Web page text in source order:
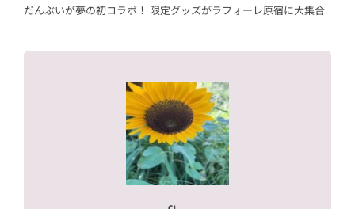
だんぶいが夢の初コラボ！ 限定グッズがラフォーレ原宿に大集合